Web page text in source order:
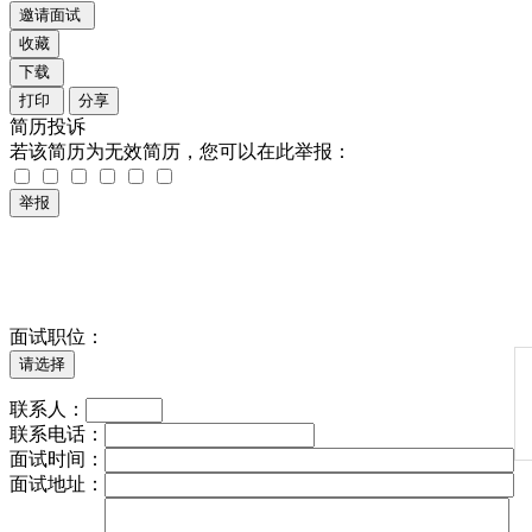
简历投诉
若该简历为无效简历，您可以在此举报：
面试职位：
联系人：
联系电话：
面试时间：
面试地址：